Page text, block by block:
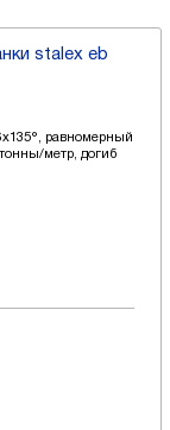
stalex eb
равномерный
метр, догиб